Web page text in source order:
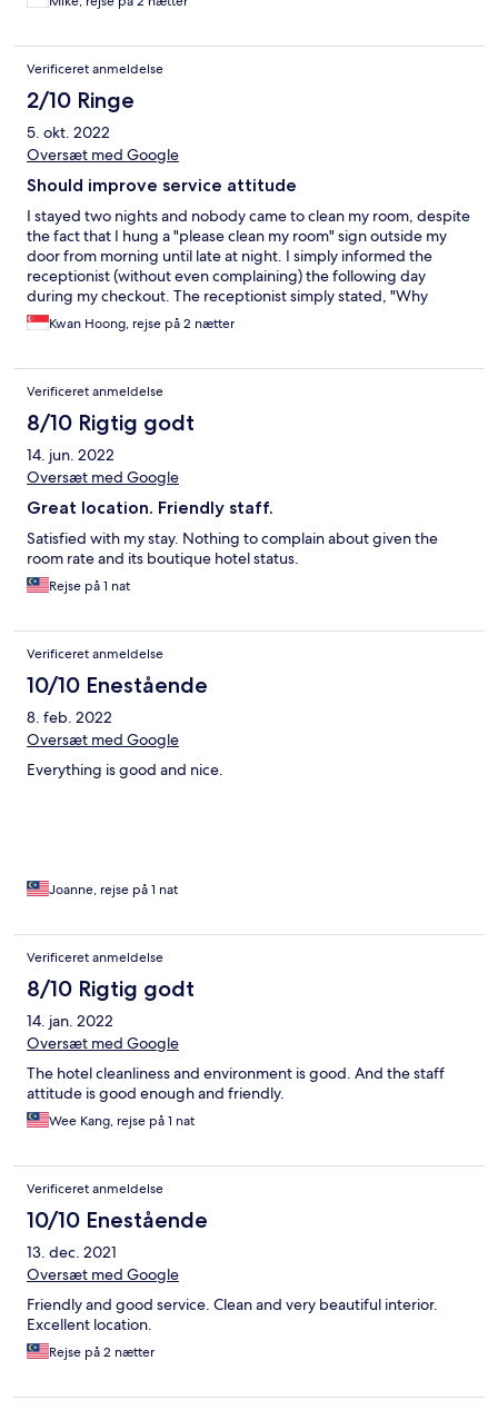
Verificeret anmeldelse
2/10 Ringe
5. okt. 2022
Oversæt med Google
Should improve service attitude
I stayed two nights and nobody came to clean my room, despite
the fact that I hung a "please clean my room" sign outside my
door from morning until late at night. I simply informed the
receptionist (without even complaining) the following day
during my checkout. The receptionist simply stated, "Why
didn't you call last night, now the duty person has already left,"
without sorry or apologizing, and with an unhappy demeanor, as
Kwan Hoong, rejse på 2 nætter
Verificeret anmeldelse
8/10 Rigtig godt
14. jun. 2022
Oversæt med Google
Great location. Friendly staff.
Satisfied with my stay. Nothing to complain about given the
room rate and its boutique hotel status.
Rejse på 1 nat
Verificeret anmeldelse
10/10 Enestående
8. feb. 2022
Oversæt med Google
Everything is good and nice.
Joanne, rejse på 1 nat
Verificeret anmeldelse
8/10 Rigtig godt
14. jan. 2022
Oversæt med Google
The hotel cleanliness and environment is good. And the staff
attitude is good enough and friendly.
Wee Kang, rejse på 1 nat
Verificeret anmeldelse
10/10 Enestående
13. dec. 2021
Oversæt med Google
Friendly and good service. Clean and very beautiful interior.
Excellent location.
Rejse på 2 nætter